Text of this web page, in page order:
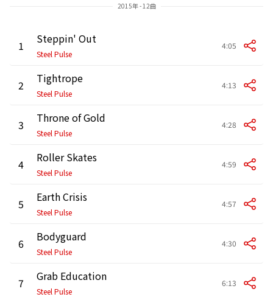
2015年 - 12曲
1 Steppin' Out
Steel Pulse
4:05
2 Tightrope
Steel Pulse
4:13
3 Throne of Gold
Steel Pulse
4:28
4 Roller Skates
Steel Pulse
4:59
5 Earth Crisis
Steel Pulse
4:57
6 Bodyguard
Steel Pulse
4:30
7 Grab Education
Steel Pulse
6:13